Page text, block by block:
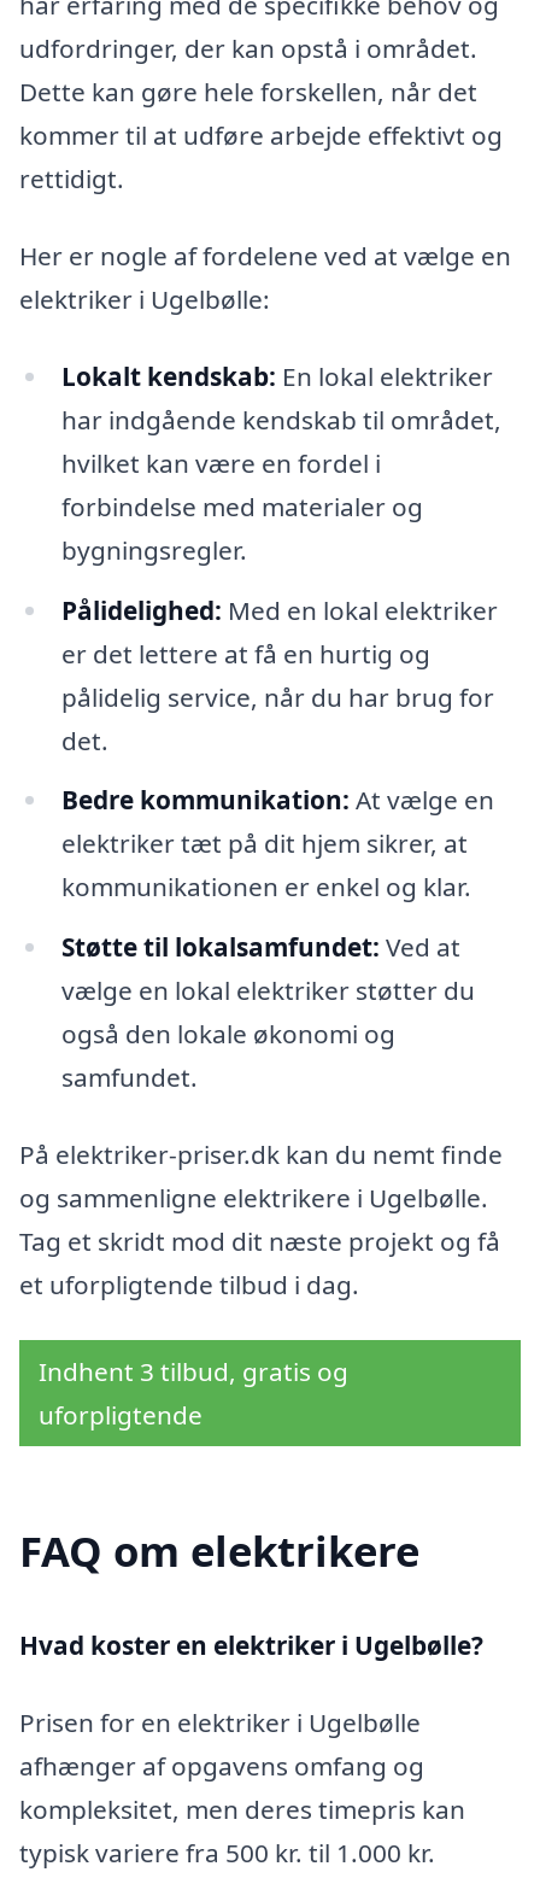
udfordringer, der kan opstå i området.
Dette kan gøre hele forskellen, når det
kommer til at udføre arbejde effektivt og
rettidigt.
Her er nogle af fordelene ved at vælge en
elektriker i Ugelbølle:
Lokalt kendskab: En lokal elektriker
har indgående kendskab til området,
hvilket kan være en fordel i
forbindelse med materialer og
bygningsregler.
Pålidelighed: Med en lokal elektriker
er det lettere at få en hurtig og
pålidelig service, når du har brug for
det.
Bedre kommunikation: At vælge en
elektriker tæt på dit hjem sikrer, at
kommunikationen er enkel og klar.
Støtte til lokalsamfundet: Ved at
vælge en lokal elektriker støtter du
også den lokale økonomi og
samfundet.
På elektriker-priser.dk kan du nemt finde
og sammenligne elektrikere i Ugelbølle.
Tag et skridt mod dit næste projekt og få
et uforpligtende tilbud i dag.
Indhent 3 tilbud, gratis og
uforpligtende
FAQ om elektrikere
Hvad koster en elektriker i Ugelbølle?
Prisen for en elektriker i Ugelbølle
afhænger af opgavens omfang og
kompleksitet, men deres timepris kan
typisk variere fra 500 kr. til 1.000 kr.